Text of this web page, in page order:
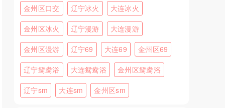
金州区口交 辽宁冰火 大连冰火
金州区冰火 辽宁漫游 大连漫游
金州区漫游 辽宁69 大连69 金州区69
辽宁鸳鸯浴 大连鸳鸯浴 金州区鸳鸯浴
辽宁sm 大连sm 金州区sm